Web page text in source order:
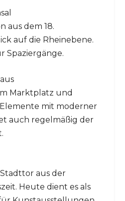
aus dem 18.
auf die Rheinebene.
Spaziergänge.
Marktplatz und
mit moderner
auch regelmäßig der
aus der
Heute dient es als